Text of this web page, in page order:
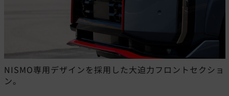
NISMO専用デザインを採用した大迫力フロントセクショ
ン。